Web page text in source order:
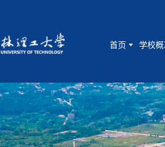
首页 学校